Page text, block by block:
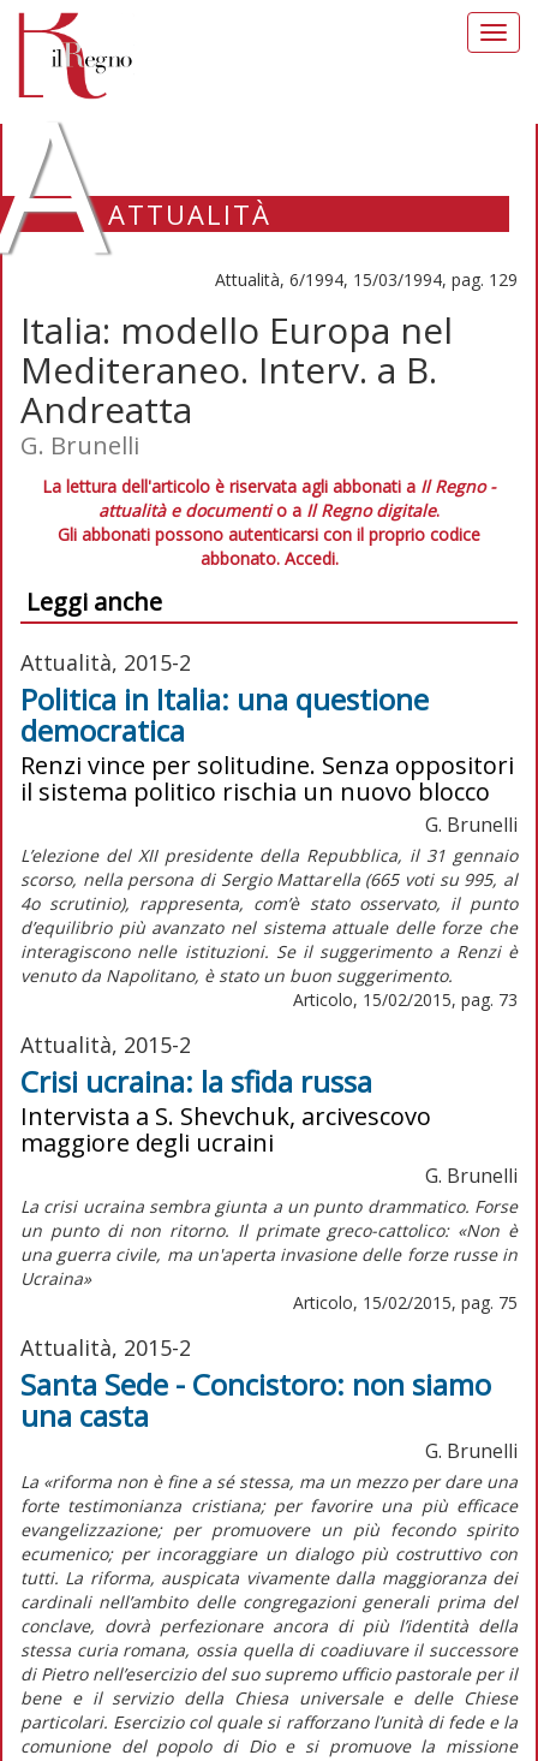
ATTUALITÀ
Attualità, 6/1994, 15/03/1994, pag. 129
Italia: modello Europa nel
Mediteraneo. Interv. a B.
Andreatta
G. Brunelli
La lettura dell'articolo è riservata agli abbonati a Il Regno -
attualità e documentio a Il Regno digitale.
Gli abbonati possono autenticarsi con il proprio codice
abbonato. Accedi.
Leggi anche
Attualità, 2015-2
Politica in Italia: una questione
democratica
Renzi vince per solitudine. Senza oppositori
il sistema politico rischia un nuovo blocco
G. Brunelli
L’elezione del XII presidente della Repubblica, il 31 gennaio
scorso, nella persona di Sergio Mattarella (665 voti su 995, al
4o scrutinio), rappresenta, com’è stato osservato, il punto
d’equilibrio più avanzato nel sistema attuale delle forze che
interagiscono nelle istituzioni. Se il suggerimento a Renzi è
venuto da Napolitano, è stato un buon suggerimento.
Articolo, 15/02/2015, pag. 73
Attualità, 2015-2
Crisi ucraina: la sfida russa
Intervista a S. Shevchuk, arcivescovo
maggiore degli ucraini
G. Brunelli
La crisi ucraina sembra giunta a un punto drammatico. Forse
un punto di non ritorno. Il primate greco-cattolico: «Non è
una guerra civile, ma un'aperta invasione delle forze russe in
Ucraina»
Articolo, 15/02/2015, pag. 75
Attualità, 2015-2
Santa Sede - Concistoro: non siamo
una casta
G. Brunelli
La «riforma non è fine a sé stessa, ma un mezzo per dare una
forte testimonianza cristiana; per favorire una più efficace
evangelizzazione; per promuovere un più fecondo spirito
ecumenico; per incoraggiare un dialogo più costruttivo con
tutti. La riforma, auspicata vivamente dalla maggioranza dei
cardinali nell’ambito delle congregazioni generali prima del
conclave, dovrà perfezionare ancora di più l’identità della
stessa curia romana, ossia quella di coadiuvare il successore
di Pietro nell’esercizio del suo supremo ufficio pastorale per il
bene e il servizio della Chiesa universale e delle Chiese
particolari. Esercizio col quale si rafforzano l’unità di fede e la
comunione del popolo di Dio e si promuove la missione